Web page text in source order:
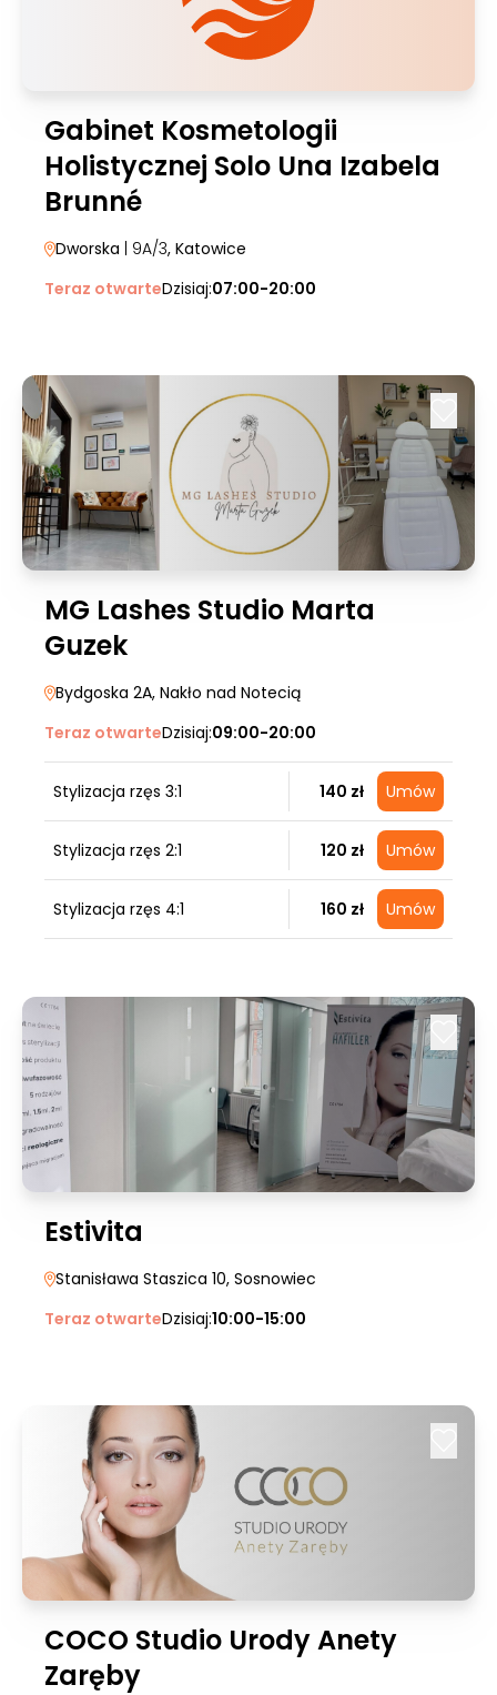
Gabinet Kosmetologii
Holistycznej Solo Una Izabela
Brunné
Dworska | 9A/3, Katowice
Teraz otwarteDzisiaj:07:00-20:00
MG Lashes Studio Marta
Guzek
Bydgoska 2A, Nakło nad Notecią
Teraz otwarteDzisiaj:09:00-20:00
Stylizacja rzęs 3:1 140 zł Umów
Stylizacja rzęs 2:1 120 zł Umów
Stylizacja rzęs 4:1 160 zł Umów
Estivita
Stanisława Staszica 10, Sosnowiec
Teraz otwarteDzisiaj:10:00-15:00
COCO Studio Urody Anety
Zaręby